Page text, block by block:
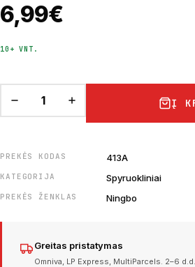
6,99€
10+ VNT.
Į
PREKĖS KODAS 413A
KATEGORIJA Spyruokliniai
PREKĖS ŽENKLAS Ningbo
Greitas pristatymas
Omniva, LP Express, MultiParcels. 2–6 d.d.